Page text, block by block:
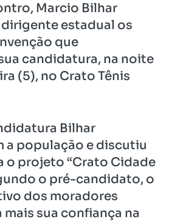
Marcio Bilhar
estadual os
que
candidatura, na noite
(5), no Crato Tênis
Bilhar
a população e discutiu
o projeto “Crato Cidade
o pré-candidato, o
dos moradores
sua confiança na